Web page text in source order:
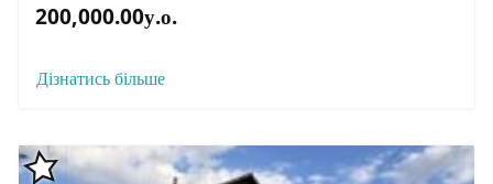
200,000.00у.о.
Дізнатись більше